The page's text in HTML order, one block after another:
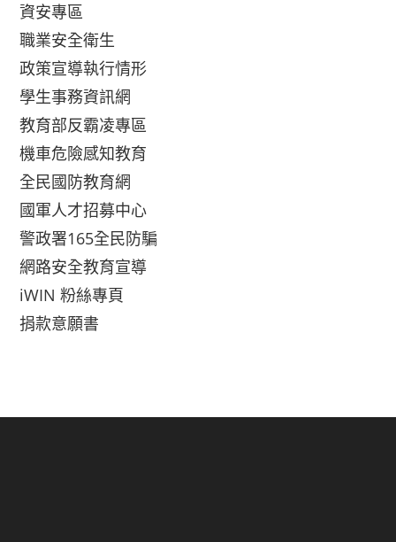
資安專區
職業安全衛生
政策宣導執行情形
學生事務資訊網
教育部反霸凌專區
機車危險感知教育
全民國防教育網
國軍人才招募中心
警政署165全民防騙
網路安全教育宣導
iWIN 粉絲專頁
捐款意願書